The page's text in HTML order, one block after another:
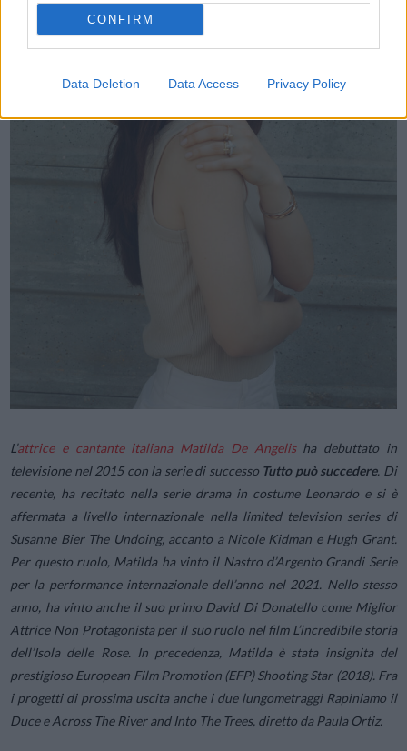
CONFIRM
Data Deletion Data Access Privacy Policy
L’attrice e cantante italiana Matilda De Angelisha debuttato in
televisione nel 2015 con la serie di successo Tutto può succedere. Di
recente, ha recitato nella serie drama in costume Leonardo e si è
affermata a livello internazionale nella limited television series di
Susanne Bier The Undoing, accanto a Nicole Kidman e Hugh Grant.
Per questo ruolo, Matilda ha vinto il Nastro d’Argento Grandi Serie
per la performance internazionale dell’anno nel 2021. Nello stesso
anno, ha vinto anche il suo primo David Di Donatello come Miglior
Attrice Non Protagonista per il suo ruolo nel film L’incredibile storia
dell’Isola delle Rose. In precedenza, Matilda è stata insignita del
prestigioso European Film Promotion (EFP) Shooting Star (2018). Fra
i progetti di prossima uscita anche i due lungometraggi Rapiniamo il
Duce e Across The River and Into The Trees, diretto da Paula Ortiz.